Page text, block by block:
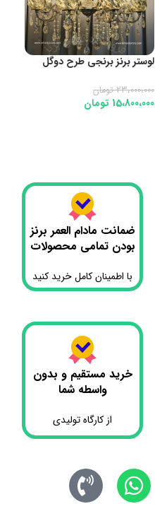
لوستر برنز برنجی طرح دوگل
لاله درجه1
23،000،000 تومان
15،800،000 تومان
ضمانت مادام العمر برنز
بودن تمامی محصولات
با اطمینان کامل خرید کنید
خرید مستقیم و بدون
واسطه شما
از کارگاه تولیدی